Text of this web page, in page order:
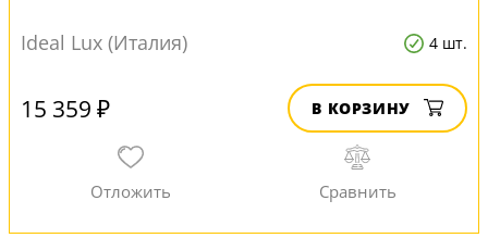
Ideal Lux (Италия) 4 шт.
15 359 ₽ В КОРЗИНУ